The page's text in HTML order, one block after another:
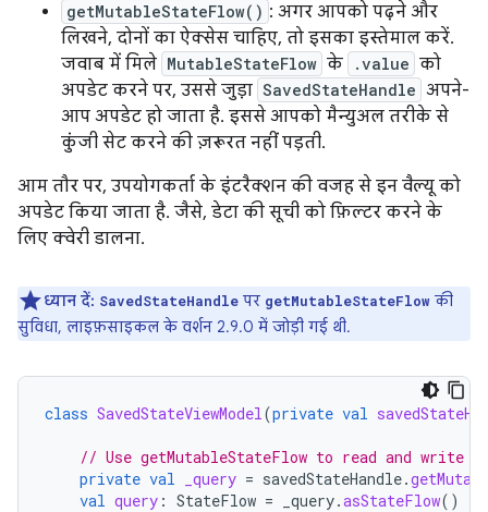
getMutableStateFlow() : अगर आपको पढ़ने और
लिखने, दोनों का ऐक्सेस चाहिए, तो इसका इस्तेमाल करें.
जवाब में मिले MutableStateFlow के .value को
अपडेट करने पर, उससे जुड़ा SavedStateHandle अपने-
आप अपडेट हो जाता है. इससे आपको मैन्युअल तरीके से
कुंजी सेट करने की ज़रूरत नहीं पड़ती.
आम तौर पर, उपयोगकर्ता के इंटरैक्शन की वजह से इन वैल्यू को
अपडेट किया जाता है. जैसे, डेटा की सूची को फ़िल्टर करने के
लिए क्वेरी डालना.
ध्यान दें: SavedStateHandle पर getMutableStateFlow की
सुविधा, लाइफ़साइकल के वर्शन 2.9.0 में जोड़ी गई थी.
class SavedStateViewModel(private val
// Use getMutableStateFlow to read and write
private val _query = savedStateHandle.
val query : StateFlow = _query.asStateFlow()